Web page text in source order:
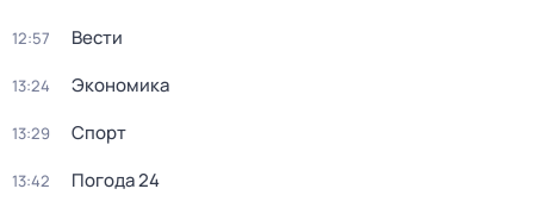
12:57 Вести
13:24 Экономика
13:29 Спорт
13:42 Погода 24